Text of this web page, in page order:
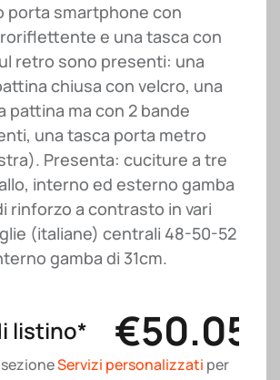
porta smartphone con
e una tasca con
retro sono presenti: una
chiusa con velcro, una
pattina ma con 2 bande
una tasca porta metro
Presenta: cuciture a tre
interno ed esterno gamba
rinforzo a contrasto in vari
(italiane) centrali 48-50-52
gamba di 31cm.
listino* €50.05
Servizi personalizzati per